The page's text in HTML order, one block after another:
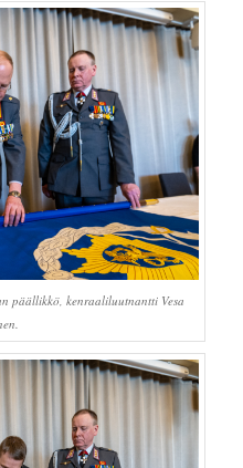
päällikkö, kenraaliluutnantti Vesa